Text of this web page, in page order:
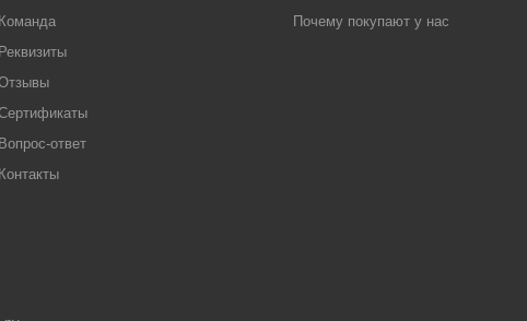
Команда
Реквизиты
Вопрос-ответ
Контакты
Почему покупают у нас